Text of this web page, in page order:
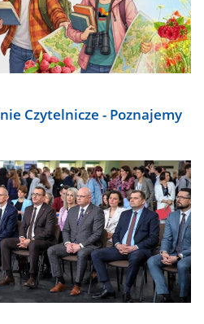
Czytelnicze - Poznajemy